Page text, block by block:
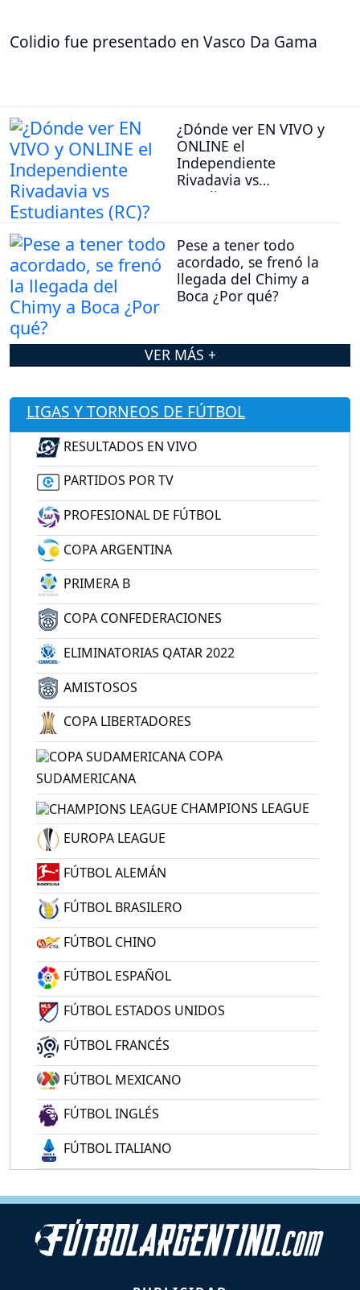
Colidio fue presentado en Vasco Da Gama
¿Dónde ver EN VIVO y
ONLINE el
Independiente
Rivadavia vs
Estudiantes (RC)?
Pese a tener todo
acordado, se frenó la
llegada del Chimy a
Boca ¿Por qué?
VER MÁS +
LIGAS Y TORNEOS DE FÚTBOL
RESULTADOS EN VIVO
PARTIDOS POR TV
PROFESIONAL DE FÚTBOL
COPA ARGENTINA
PRIMERA B
COPA CONFEDERACIONES
ELIMINATORIAS QATAR 2022
AMISTOSOS
COPA LIBERTADORES
COPA
SUDAMERICANA
CHAMPIONS LEAGUE
EUROPA LEAGUE
FÚTBOL ALEMÁN
FÚTBOL BRASILERO
FÚTBOL CHINO
FÚTBOL ESPAÑOL
FÚTBOL ESTADOS UNIDOS
FÚTBOL FRANCÉS
FÚTBOL MEXICANO
FÚTBOL INGLÉS
FÚTBOL ITALIANO